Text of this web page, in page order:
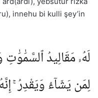
innehu bi kulli şey’in
لَهُۥ مَقَالِيدُ
لِمَن يَشَآءُ وَيَقْدِرُ